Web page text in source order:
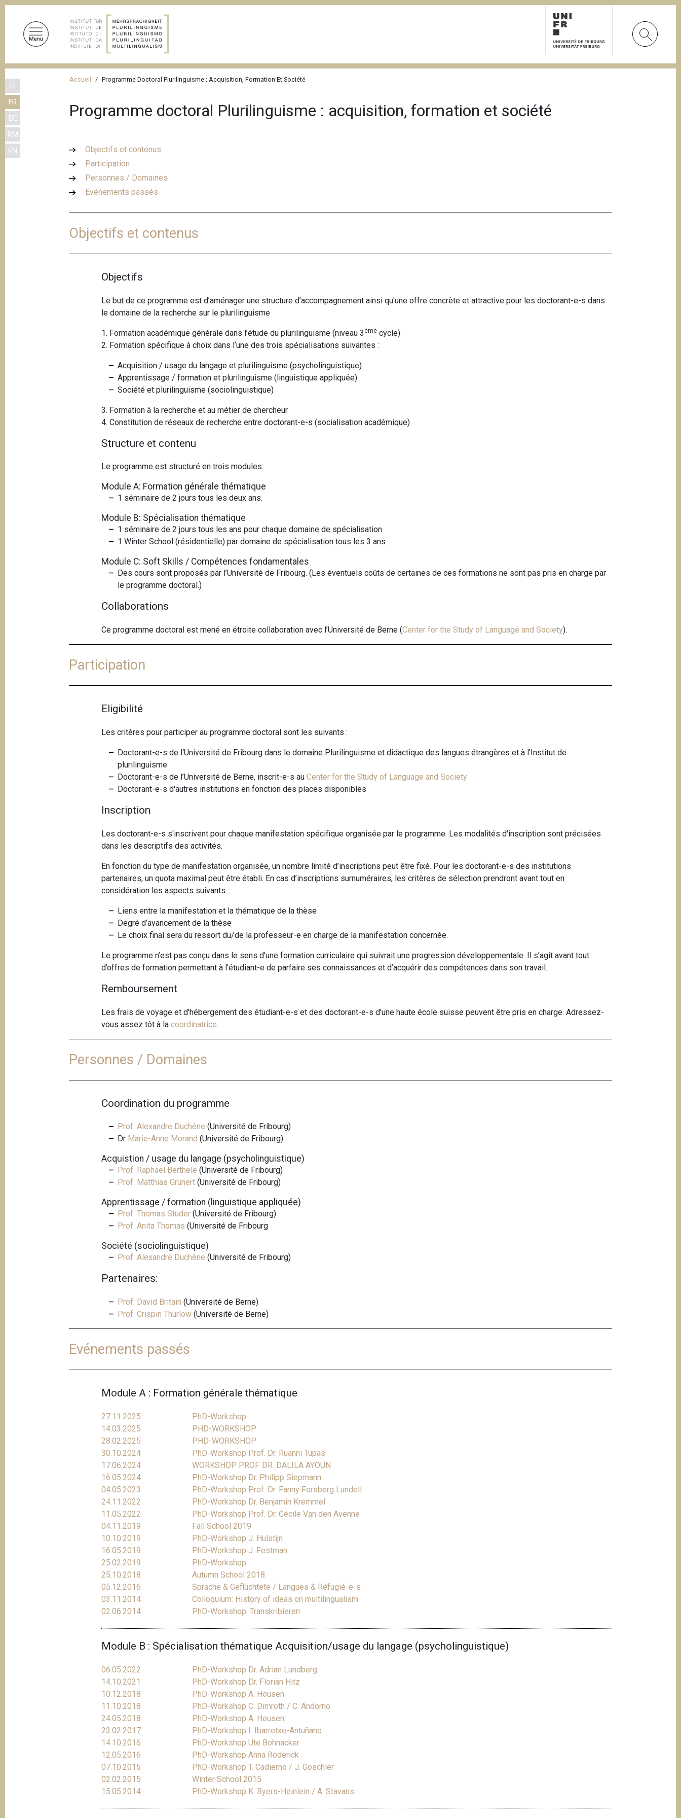
IT
FR
DE
RM
EN
A
Accueil Programme Doctoral Plurilinguisme : Acquisition, Formation Et Société
Programme doctoral Plurilinguisme : acquisition, formation et société
Objectifs et contenus
Participation
Personnes / Domaines
Evénements passés
Objectifs et contenus
Objectifs
Le but de ce programme est d’aménager une structure d’accompagnement ainsi qu'une offre concrète et attractive pour les doctorant-e-s dans
le domaine de la recherche sur le plurilinguisme
1. Formation académique générale dans l’étude du plurilinguisme (niveau 3 ème cycle)
2. Formation spécifique à choix dans l‘une des trois spécialisations suivantes :
Acquisition / usage du langage et plurilinguisme (psycholinguistique)
Apprentissage / formation et plurilinguisme (linguistique appliquée)
Société et plurilinguisme (sociolinguistique)
3. Formation à la recherche et au métier de chercheur
4. Constitution de réseaux de recherche entre doctorant-e-s (socialisation académique)
Structure et contenu
Le programme est structuré en trois modules:
Module A: Formation générale thématique
1 séminaire de 2 jours tous les deux ans.
Module B: Spécialisation thématique
1 séminaire de 2 jours tous les ans pour chaque domaine de spécialisation
1 Winter School (résidentielle) par domaine de spécialisation tous les 3 ans
Module C: Soft Skills / Compétences fondamentales
Des cours sont proposés par l’Université de Fribourg. (Les éventuels coûts de certaines de ces formations ne sont pas pris en charge par
le programme doctoral.)
Collaborations
Ce programme doctoral est mené en étroite collaboration avec l’Université de Berne (Center for the Study of Language and Society).
Participation
Eligibilité
Les critères pour participer au programme doctoral sont les suivants :
Doctorant-e-s de l‘Université de Fribourg dans le domaine Plurilinguisme et didactique des langues étrangères et à l’Institut de
plurilinguisme
Doctorant-e-s de l’Université de Berne, inscrit-e-s auCenter for the Study of Language and Society
Doctorant-e-s d'autres institutions en fonction des places disponibles
Inscription
Les doctorant-e-s s'inscrivent pour chaque manifestation spécifique organisée par le programme. Les modalités d'inscription sont précisées
dans les descriptifs des activités.
En fonction du type de manifestation organisée, un nombre limité d’inscriptions peut être fixé. Pour les doctorant-e-s des institutions
partenaires, un quota maximal peut être établi. En cas d’inscriptions surnuméraires, les critères de sélection prendront avant tout en
considération les aspects suivants :
Liens entre la manifestation et la thématique de la thèse
Degré d’avancement de la thèse
Le choix final sera du ressort du/de la professeur-e en charge de la manifestation concernée.
Le programme n’est pas conçu dans le sens d’une formation curriculaire qui suivrait une progression développementale. Il s’agit avant tout
d’offres de formation permettant à l’étudiant-e de parfaire ses connaissances et d’acquérir des compétences dans son travail.
Remboursement
Les frais de voyage et d'hébergement des étudiant-e-s et des doctorant-e-s d'une haute école suisse peuvent être pris en charge. Adressez-
vous assez tôt à lacoordinatrice.
Personnes / Domaines
Coordination du programme
Prof. Alexandre Duchêne (Université de Fribourg)
Dr Marie-Anne Morand (Université de Fribourg)
Acquistion / usage du langage (psycholinguistique)
Prof. Raphael Berthele(Université de Fribourg)
Prof. Matthias Grünert (Université de Fribourg)
Apprentissage / formation (linguistique appliquée)
Prof. Thomas Studer (Université de Fribourg)
Prof. Anita Thomas (Université de Fribourg
Société (sociolinguistique)
Prof. Alexandre Duchêne (Université de Fribourg)
Partenaires:
Prof. David Britain (Université de Berne)
Prof. Crispin Thurlow (Université de Berne)
Evénements passés
Module A : Formation générale thématique
27.11.2025
PhD-Workshop
14.03.2025
PHD-WORKSHOP
28.02.2025
PHD-WORKSHOP
30.10.2024
PhD-Workshop Prof. Dr. Ruanni Tupas
17.06.2024
WORKSHOP PROF. DR. DALILA AYOUN
16.05.2024
PhD-Workshop Dr. Philipp Siepmann
04.05.2023
PhD-Workshop Prof. Dr. Fanny Forsberg Lundell
24.11.2022
PhD-Workshop Dr. Benjamin Kremmel
11.05.2022
PhD-Workshop Prof. Dr. Cécile Van den Avenne
04.11.2019
Fall School 2019
10.10.2019
PhD-Workshop J. Hulstijn
16.05.2019
PhD-Workshop J. Festman
25.02.2019
PhD-Workshop
25.10.2018
Autumn School 2018
05.12.2016
Sprache & Geflüchtete / Langues & Réfugié-e-s
03.11.2014
Colloquium: History of ideas on multilingualism
02.06.2014
PhD-Workshop: Transkribieren
Module B : Spécialisation thématique Acquisition/usage du langage (psycholinguistique)
06.05.2022
PhD-Workshop Dr. Adrian Lundberg
14.10.2021
PhD-Workshop Dr. Florian Hitz
10.12.2018
PhD-Workshop A. Housen
11.10.2018
PhD-Workshop C. Dimroth / C. Andorno
24.05.2018
PhD-Workshop A. Housen
23.02.2017
PhD-Workshop I. Ibarretxe-Antuñano
14.10.2016
PhD-Workshop Ute Bohnacker
12.05.2016
PhD-Workshop Anna Roderick
07.10.2015
PhD-Workshop T. Cadierno / J. Goschler
02.02.2015
Winter School 2015
15.05.2014
PhD-Workshop K. Byers-Heinlein / A. Stavans